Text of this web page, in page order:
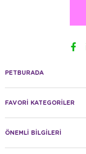
PETBURADA
FAVORİ KATEGORİLER
ÖNEMLİ BİLGİLERİ